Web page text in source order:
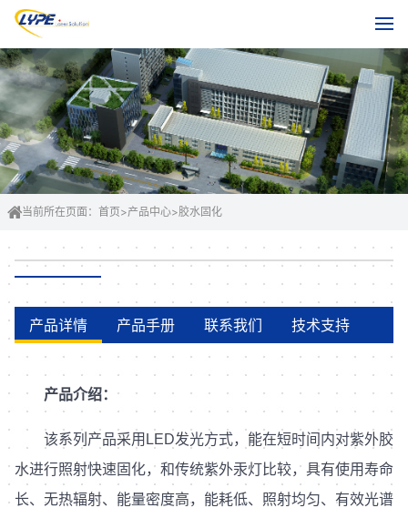
当前所在页面： 首页>产品中心>胶水固化
产品详情 产品手册 联系我们 技术支持
产品介绍：
该系列产品采用LED发光方式，能在短时间内对紫外胶
水进行照射快速固化，和传统紫外汞灯比较，具有使用寿命
长、无热辐射、能量密度高，能耗低、照射均匀、有效光谱